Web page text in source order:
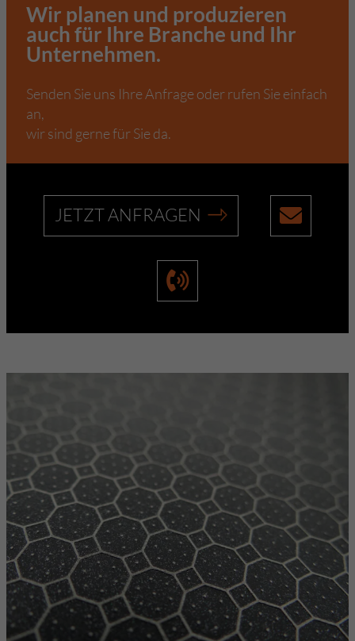
Wir planen und produzieren
auch für Ihre Branche und Ihr
Unternehmen.
Senden Sie uns Ihre Anfrage oder rufen Sie einfach
an,
wir sind gerne für Sie da.
JETZT ANFRAGEN